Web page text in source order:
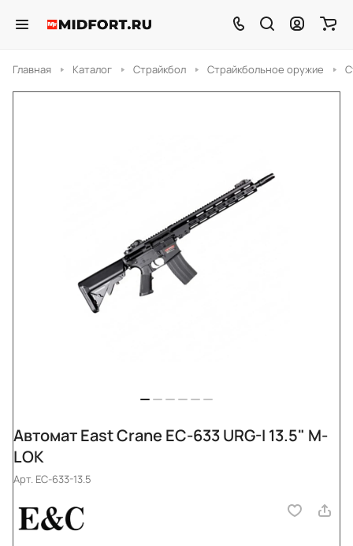
Главная Каталог Страйкбол Страйкбольное оружие
Автомат East Crane EC-633 URG-I 13.5" M-
LOK
Арт. EC-633-13.5